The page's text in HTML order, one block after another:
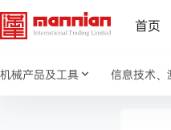
首页
机械产品及工具 信息技术、